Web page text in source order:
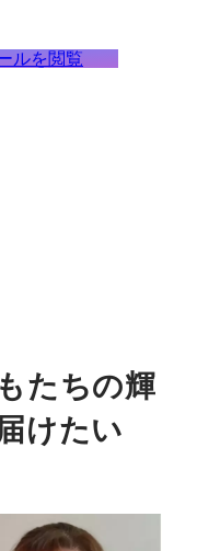
ルを閲覧
たちの輝
けたい